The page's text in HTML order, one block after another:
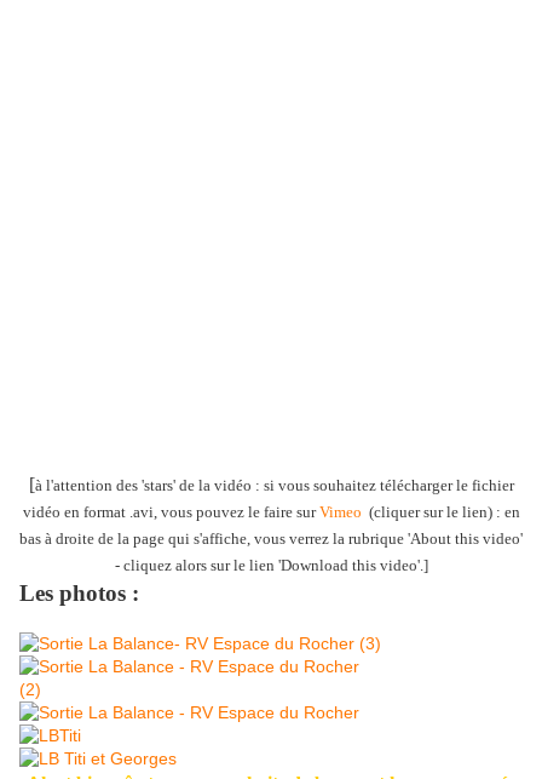
[à l'attention des 'stars' de la vidéo : si vous souhaitez télécharger le fichier
vidéo en format .avi, vous pouvez le faire surVimeo (cliquer sur le lien) : en
bas à droite de la page qui s'affiche, vous verrez la rubrique 'About this video'
- cliquez alors sur le lien 'Download this video'.]
Les photos :